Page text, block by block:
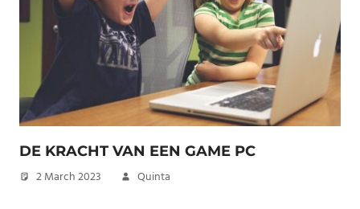
DE KRACHT VAN EEN GAME PC
2 March 2023 Quinta